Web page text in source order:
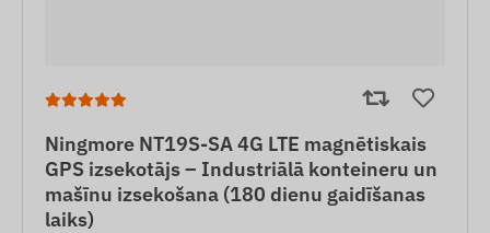
Ningmore NT19S-SA 4G LTE magnētiskais
GPS izsekotājs – Industriālā konteineru un
mašīnu izsekošana (180 dienu gaidīšanas
laiks)